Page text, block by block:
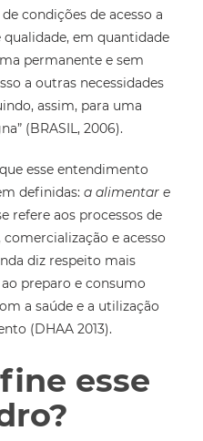
condições de acesso a
em quantidade
permanente e sem
a outras necessidades
assim, para uma
(BRASIL, 2006).
esse entendimento
definidas: a alimentar e
refere aos processos de
e acesso
diz respeito mais
preparo e consumo
a saúde e a utilização
(DHAA 2013).
esse